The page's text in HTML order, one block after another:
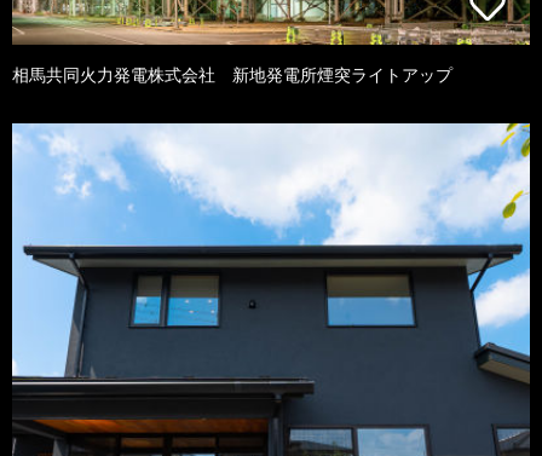
相馬共同火力発電株式会社 新地発電所煙突ライトアップ